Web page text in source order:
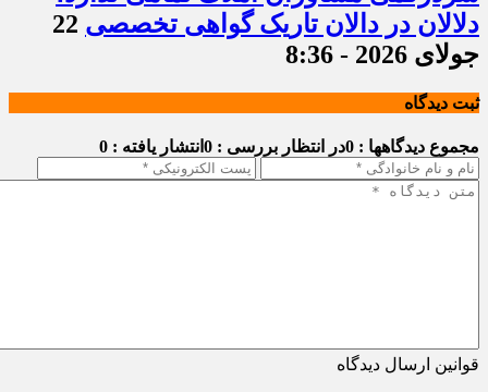
دلالان در دالان تاریک گواهی تخصصی 22
جولای 2026 - 8:36
ثبت دیدگاه
مجموع دیدگاهها : 0 در انتظار بررسی : 0 انتشار یافته : 0
قوانین ارسال دیدگاه